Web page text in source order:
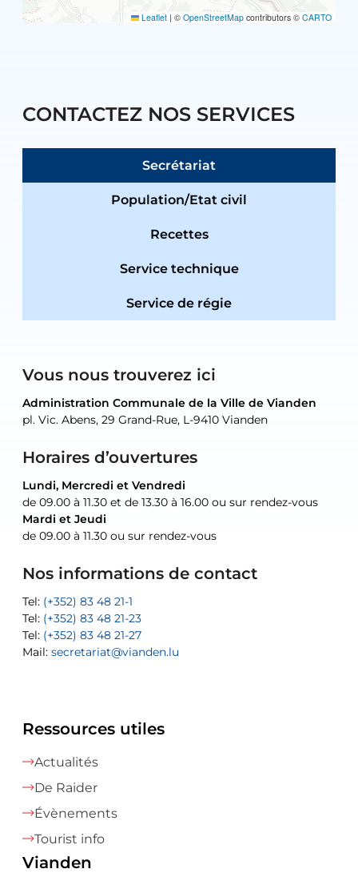
Leaflet | © OpenStreetMap contributors © CARTO
CONTACTEZ NOS SERVICES
Secrétariat
Population/Etat civil
Recettes
Service technique
Service de régie
Vous nous trouverez ici
Administration Communale de la Ville de Vianden
pl. Vic. Abens, 29 Grand-Rue, L-9410 Vianden
Horaires d’ouvertures
Lundi, Mercredi et Vendredi
de 09.00 à 11.30 et de 13.30 à 16.00 ou sur rendez-vous
Mardi et Jeudi
de 09.00 à 11.30 ou sur rendez-vous
Nos informations de contact
Tel: (+352) 83 48 21-1
Tel: (+352) 83 48 21-23
Tel: (+352) 83 48 21-27
Mail: secretariat@vianden.lu
Administration Communale de la Ville de Vianden
pl. Vic. Abens, 29 Grand-Rue, L-9410 Vianden
Lundi, Mercredi et Vendredi
de 09.00 à 11.30 et de 13.30 à 16.00 ou sur rendez-vous
Mardi et Jeudi
de 09.00 à 11.30 ou sur rendez-vous
Tel: (+352) 83 48 21-20
Tel: (+352) 83 48 21-22
Mail:sofia.carvalho@vianden.lu
Mail: diane.storn@vianden.lu
Administration Communale de la Ville de Vianden
pl. Vic. Abens, 29 Grand-Rue, L-9410 Vianden
uniquement sur rendez-vous
Mail:recette@vianden.lu
Administration Communale de la Ville de Vianden
pl. Vic. Abens, 29 Grand-Rue, L-9410 Vianden
uniquement sur rendez-vous
Tel:(+352) 83 48 21-31
Atelier Communal de la Ville de Vianden
30, rue Neugarten, L-9422 Vianden
uniquement sur rendez-vous
Tel:Permanence (Fuite d’eau) : 83 48 21 61
Ressources utiles
Actualités
De Raider
Évènements
Tourist info
Vianden